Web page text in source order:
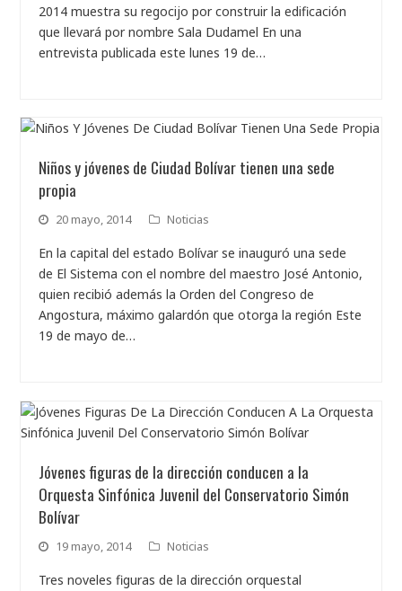
2014 muestra su regocijo por construir la edificación
que llevará por nombre Sala Dudamel En una
entrevista publicada este lunes 19 de…
Niños y jóvenes de Ciudad Bolívar tienen una sede
propia
20 mayo, 2014 Noticias
En la capital del estado Bolívar se inauguró una sede
de El Sistema con el nombre del maestro José Antonio,
quien recibió además la Orden del Congreso de
Angostura, máximo galardón que otorga la región Este
19 de mayo de…
Jóvenes figuras de la dirección conducen a la
Orquesta Sinfónica Juvenil del Conservatorio Simón
Bolívar
19 mayo, 2014 Noticias
Tres noveles figuras de la dirección orquestal